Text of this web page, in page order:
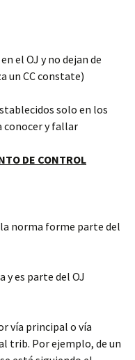
el OJ y no dejan de
un CC constate)
solo en los
conocer y fallar
DE CONTROL
norma forme parte del
y es parte del OJ
vía principal o vía
trib. Por ejemplo, de un